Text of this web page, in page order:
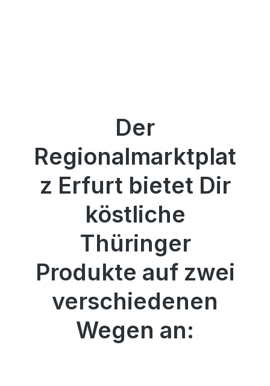
Der
Regionalmarktplat
z Erfurt bietet Dir
köstliche
Thüringer
Produkte auf zwei
verschiedenen
Wegen an: